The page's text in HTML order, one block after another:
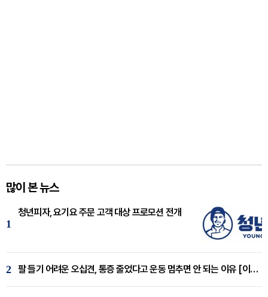
많이 본 뉴스
1
청년피자, 요기요 주문 고객 대상 프로모션 전개
2 팔 들기 어려운 오십견, 통증 줄었다고 운동 멈추면 안 되는 이유 [이병욱 원장 칼럼]